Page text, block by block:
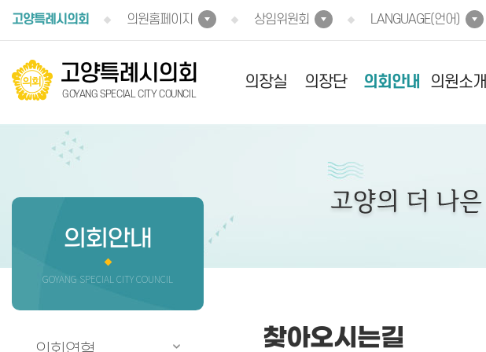
고양특례시의회
의원홈페이지 상임위원회 LANGUAGE(언어)
고양특례시의회
GOYANG SPECIAL CITY COUNCIL
의장실 의장단 의회안내 의원소개
의회안내
GOYANG SPECIAL CITY COUNCIL
의회연혁 찾아오시는길